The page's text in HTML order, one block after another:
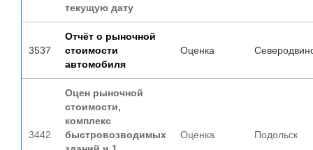
текущую дату
3537
Отчёт о рыночной
стоимости
автомобиля
Оценка
3442
Оцен рыночной
стоимости,
комплекс
быстровозводимых
Оценка Подольск